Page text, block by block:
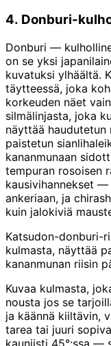
4. Donburi-
Donburi —
on se yksi
kuvatuksi ylhäältä.
täytteessä, joka
korkeuden näet
silmälinjasta, joka
näyttää haudutetun
paistetun
kananmunaan
tempuran rosoisen
kausivihannekset
ankeriaan, ja
kuin jalokiviä
Katsudon-donburi-
kulmasta, näyttää
kananmunan riisin
Kuvaa kulmasta,
nousta jos se
ja käännä kiiltävin,
tarea tai juuri
kauniisti 45°:ssa —